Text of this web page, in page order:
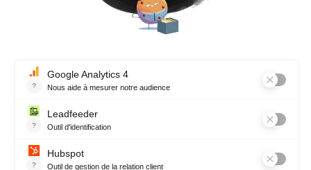
Contact
protection
Newsletter
Recevez chaque mois notre actualité, nos conseils et plein de bonnes
choses !